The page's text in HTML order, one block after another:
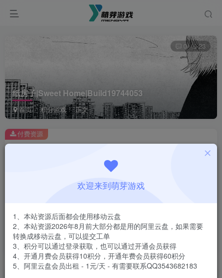
纸房子|Sweet Home|Build19744053
首页 积分游戏 正文
0 23
此内容为付费资源，请付费后查看
1积分
安装包大小
2.4 GB
游戏本体大小
付费资源
欢迎来到萌芽游戏
1、本站资源后面都会使用移动云盘
2、本站资源2026年8月前大部分都是用的阿里云盘，如果需要
转换成移动云盘，可以提交工单
3、积分可以通过登录获取，也可以通过开通会员获得
4、开通月费会员获得10积分，开通年费会员获得60积分
5、阿里云盘会员出租 - 1元/天 - 有需要联系QQ3543682183